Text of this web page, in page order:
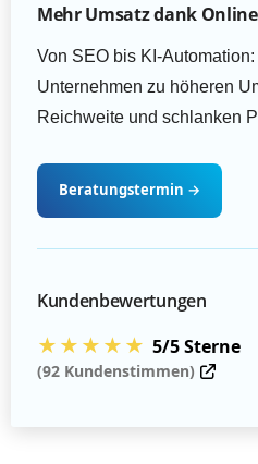
Mehr Umsatz dank
Von SEO bis KI-
Unternehmen zu höheren
Reichweite und schlanken
Beratungstermin →
Kundenbewertungen
★★★★★ 5/5 Sterne
(92 Kundenstimmen)